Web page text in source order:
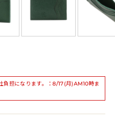
負担になります。：8/17(月)AM10時ま